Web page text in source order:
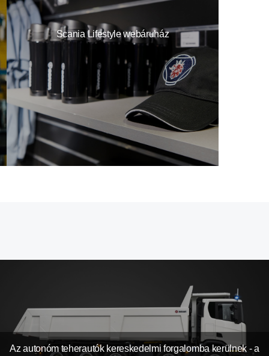
Scania Lifestyle webáruház
Az autonóm teherautók kereskedelmi forgalomba kerülnek - a